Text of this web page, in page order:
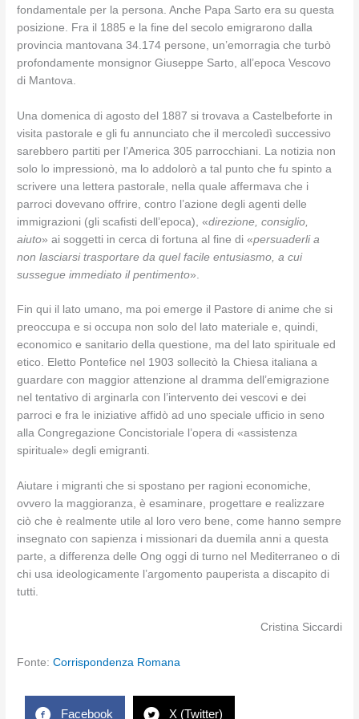
fondamentale per la persona. Anche Papa Sarto era su questa
posizione. Fra il 1885 e la fine del secolo emigrarono dalla
provincia mantovana 34.174 persone, un’emorragia che turbò
profondamente monsignor Giuseppe Sarto, all’epoca Vescovo
di Mantova.
Una domenica di agosto del 1887 si trovava a Castelbeforte in
visita pastorale e gli fu annunciato che il mercoledì successivo
sarebbero partiti per l’America 305 parrocchiani. La notizia non
solo lo impressionò, ma lo addolorò a tal punto che fu spinto a
scrivere una lettera pastorale, nella quale affermava che i
parroci dovevano offrire, contro l’azione degli agenti delle
immigrazioni (gli scafisti dell’epoca), «direzione, consiglio,
aiuto» ai soggetti in cerca di fortuna al fine di «persuaderli a
non lasciarsi trasportare da quel facile entusiasmo, a cui
sussegue immediato il pentimento».
Fin qui il lato umano, ma poi emerge il Pastore di anime che si
preoccupa e si occupa non solo del lato materiale e, quindi,
economico e sanitario della questione, ma del lato spirituale ed
etico. Eletto Pontefice nel 1903 sollecitò la Chiesa italiana a
guardare con maggior attenzione al dramma dell’emigrazione
nel tentativo di arginarla con l’intervento dei vescovi e dei
parroci e fra le iniziative affidò ad uno speciale ufficio in seno
alla Congregazione Concistoriale l’opera di «assistenza
spirituale» degli emigranti.
Aiutare i migranti che si spostano per ragioni economiche,
ovvero la maggioranza, è esaminare, progettare e realizzare
ciò che è realmente utile al loro vero bene, come hanno sempre
insegnato con sapienza i missionari da duemila anni a questa
parte, a differenza delle Ong oggi di turno nel Mediterraneo o di
chi usa ideologicamente l’argomento pauperista a discapito di
tutti.
Cristina Siccardi
Fonte:Corrispondenza Romana
Facebook X (Twitter)